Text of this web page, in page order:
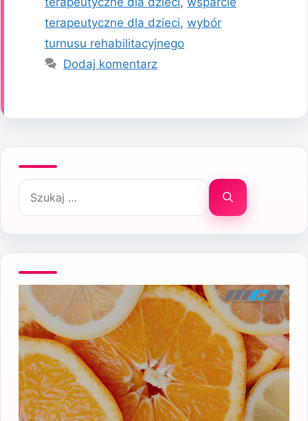
terapeutyczne dla dzieci, wybór
turnusu rehabilitacyjnego
Dodaj komentarz
Szukaj: